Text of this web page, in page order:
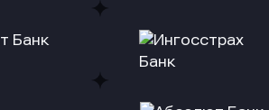
заявку
Оправить заявку
в Альфа-Банк
заявку
Оправить заявку